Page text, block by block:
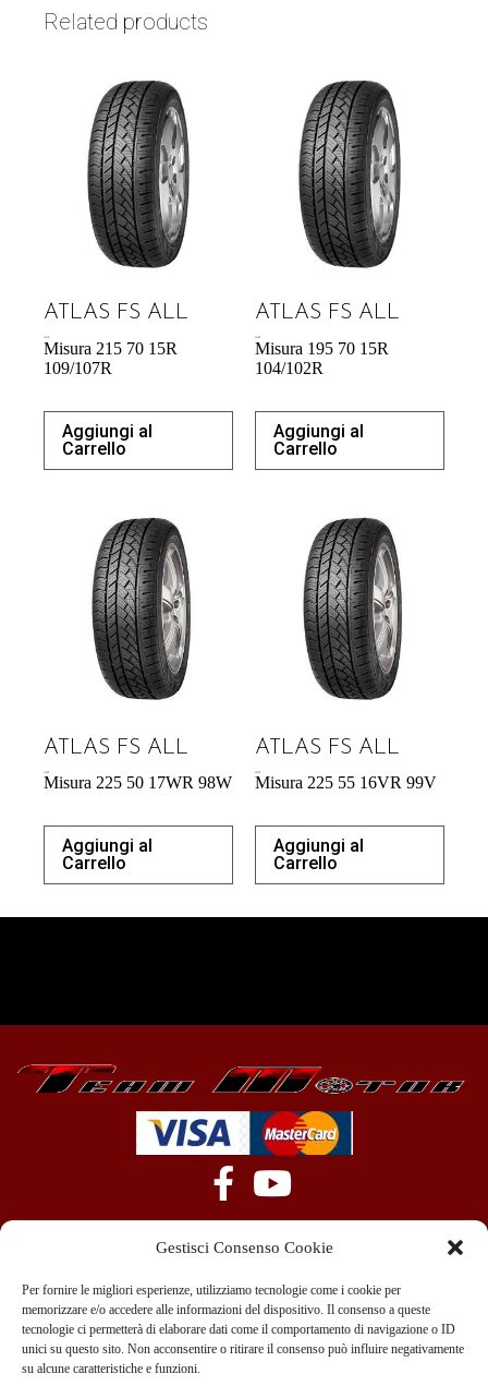
Gestisci Consenso Cookie
Per fornire le migliori esperienze, utilizziamo tecnologie come i cookie per
memorizzare e/o accedere alle informazioni del dispositivo. Il consenso a queste
tecnologie ci permetterà di elaborare dati come il comportamento di navigazione o ID
unici su questo sito. Non acconsentire o ritirare il consenso può influire negativamente
su alcune caratteristiche e funzioni.
Related products
ATLAS FS ALL
Misura 215 70 15R
109/107R
Aggiungi al
Carrello
ATLAS FS ALL
Misura 195 70 15R
104/102R
Aggiungi al
Carrello
ATLAS FS ALL
Misura 225 50 17WR 98W
Aggiungi al
Carrello
ATLAS FS ALL
Misura 225 55 16VR 99V
Aggiungi al
Carrello
+39 351 970 89 33
info@teammotor.it